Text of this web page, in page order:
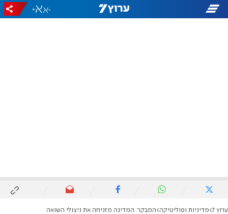
-
+
ערוץ 7 מדיניות ופוליטיקה המבקר: המדינה מזניחה את ניצולי השואה